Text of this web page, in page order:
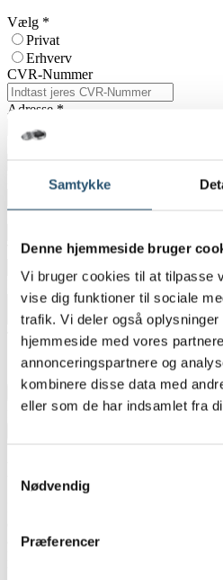
Samtykke
Denne hjemmeside bruger
Vi bruger cookies til at tilpasse
vise dig funktioner til sociale
trafik. Vi deler også
hjemmeside med vores
annonceringspartnere og
kombinere disse data med
eller som de har indsamlet fra
Nødvendig
Præferencer
Vælg *
Privat
Erhverv
CVR-Nummer
Adresse *
Postnummer
E-mail*
Telefon*
Besked*
Tilføj billeder eller tegninger
Maximum file size: 1 GB
de fleste VVS-skader starter som
afløb bliver lidt langsommere. En
løber en smule. Hvis disse tegn